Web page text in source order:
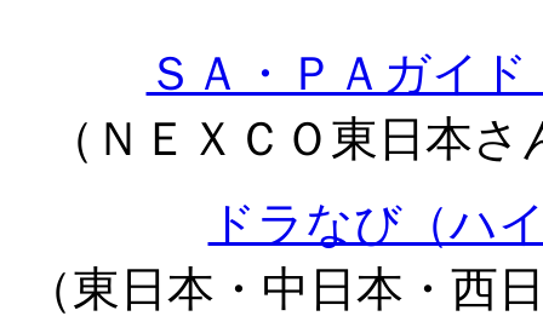
ＳＡ・ＰＡガイ
（ＮＥＸＣＯ東日本
ドラなび（ハ
（東日本・中日本・西